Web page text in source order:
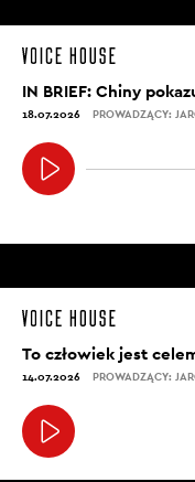
IN BRIEF: Chiny
18.07.2026 PROWADZĄCY:
To człowiek jest
14.07.2026 PROWADZĄCY: